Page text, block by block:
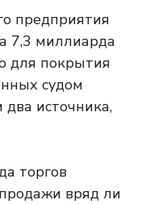
предприятия
7,3 миллиарда
для покрытия
судом
источника,
торгов
вряд ли